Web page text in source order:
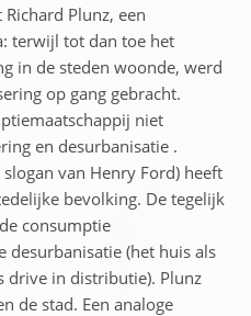
Plunz, een
terwijl tot dan toe het
in de steden woonde, werd
op gang gebracht.
niet
en desurbanisatie .
slogan van Henry Ford) heeft
bevolking. De tegelijk
consumptie
desurbanisatie (het huis als
drive in distributie). Plunz
de stad. Een analoge